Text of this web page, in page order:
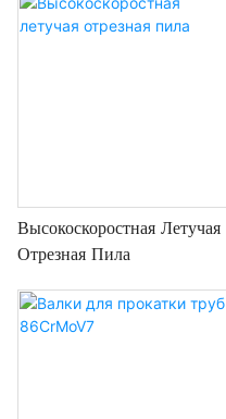
Высокоскоростная Летучая
Отрезная Пила